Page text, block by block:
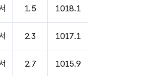
1.5 1018.1
2.3 1017.1
2.7 1015.9